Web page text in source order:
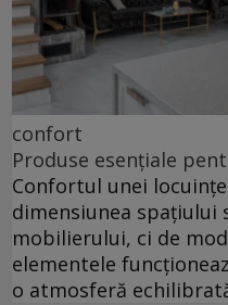
confort
Produse esențiale
Confortul unei
dimensiunea spațiului
mobilierului, ci de
elementele
o atmosferă